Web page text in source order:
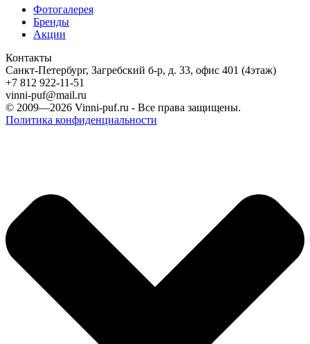
Фотогалерея
Бренды
Акции
Контакты
Санкт-Петербург, Загребский б-р, д. 33, офис 401 (4этаж)
+7 812 922-11-51
vinni-puf@mail.ru
© 2009—2026 Vinni-puf.ru - Все права защищены.
Политика конфиденциальности